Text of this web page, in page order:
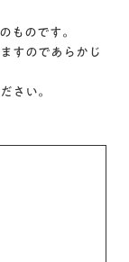
ものです。
すのであらかじ
さい。